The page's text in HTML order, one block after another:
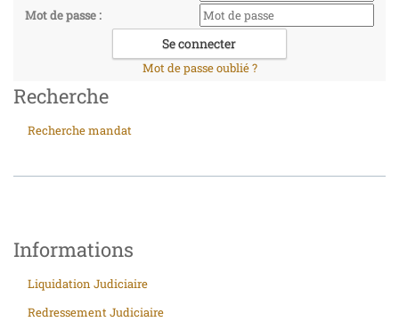
Mot de passe :
Mot de passe oublié ?
Recherche
Recherche mandat
Informations
Liquidation Judiciaire
Redressement Judiciaire